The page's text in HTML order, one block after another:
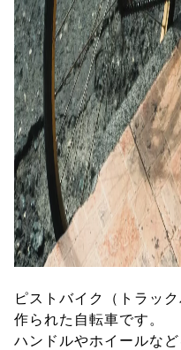
ピストバイク（トラッ
作られた自転車です。
ハンドルやホイールな